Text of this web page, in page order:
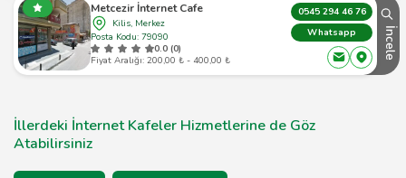
Metcezir İnternet Cafe
Kilis, Merkez
Posta Kodu: 79090
0.0 (0)
Fiyat Aralığı: 200,00 ₺ - 400,00 ₺
0545 294 46 76
Whatsapp
İncele
İllerdeki İnternet Kafeler Hizmetlerine de Göz
Atabilirsiniz